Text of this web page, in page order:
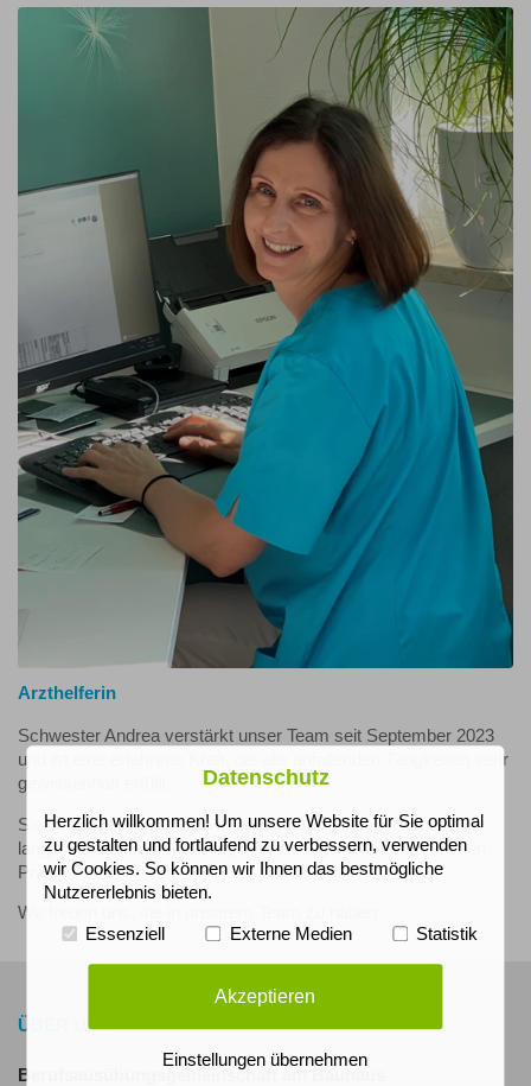
Arzthelferin
Schwester Andrea verstärkt unser Team seit September 2023
und ist eine erfahrene Kraft, die alle anfallenden Tätigkeiten sehr
gewissenhaft erfüllt.
Sie ist ausgebildete Arzthelferin und u.a. Impfassistentin mit
langjähriger Berufserfahrung in einer allgemeinmedizinischen
Praxis.
Wir freuen uns, sie in unserem Team zu haben.
ÜBER UNS
Berufsausübungsgemeinschaft am Bauhaus
Datenschutz
Herzlich willkommen! Um unsere Website für Sie optimal
zu gestalten und fortlaufend zu verbessern, verwenden
wir Cookies. So können wir Ihnen das bestmögliche
Nutzererlebnis bieten.
Essenziell Externe Medien Statistik
Akzeptieren
Einstellungen übernehmen